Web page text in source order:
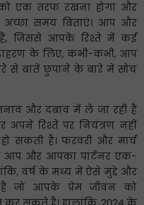
को एक तरफ रखना होगा और
समय बिताएं। आप और
हैं, जिससे आपके रिश्ते में कई
के लिए, कभी-कभी, आप
से बातें छुपाने के बारे में सोच
और दबाव में ले जा रही हैं
रिश्ते पर नियंत्रण नहीं
सकती हैं। फरवरी और मार्च
आप और आपका पार्टनर एक-
वर्ष के मध्य में ऐसे मुद्दे और
जो आपके प्रेम जीवन को